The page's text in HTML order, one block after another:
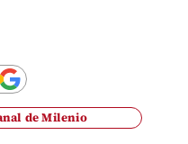
de Milenio